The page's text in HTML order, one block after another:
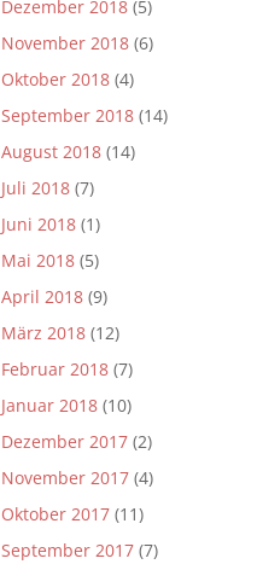
Dezember 2018 (5)
November 2018 (6)
Oktober 2018 (4)
September 2018 (14)
August 2018 (14)
Juli 2018 (7)
Juni 2018 (1)
Mai 2018 (5)
April 2018 (9)
März 2018 (12)
Februar 2018 (7)
Januar 2018 (10)
Dezember 2017 (2)
November 2017 (4)
Oktober 2017 (11)
September 2017 (7)